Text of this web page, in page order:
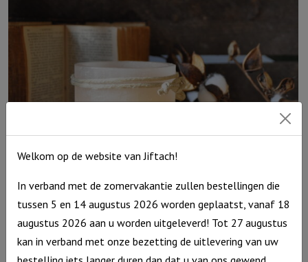
Windlicht S ‘De Heer is jouw licht’, Taupe
10,95
Uitverkocht
Welkom op de website van Jiftach!
In verband met de zomervakantie zullen bestellingen die
tussen 5 en 14 augustus 2026 worden geplaatst, vanaf 18
augustus 2026 aan u worden uitgeleverd! Tot 27 augustus
kan in verband met onze bezetting de uitlevering van uw